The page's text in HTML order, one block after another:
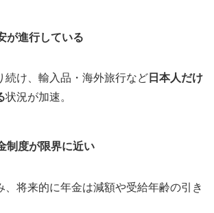
が進行している
続け、輸入品・海外旅行など 日本人だけ
状況が加速。
制度が限界に近い
、将来的に年金は減額や受給年齢の引き